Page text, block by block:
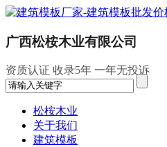
广西松桉木业有限公司
资质认证 收录5年 一年无投诉
松桉木业
关于我们
建筑模板